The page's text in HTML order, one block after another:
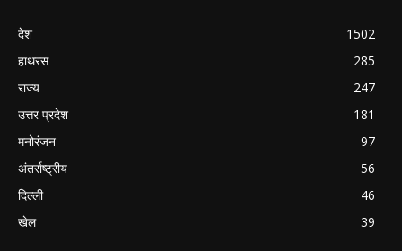
देश
1502
हाथरस
285
राज्य
247
उत्तर प्रदेश
181
मनोरंजन
97
अंतर्राष्ट्रीय
56
दिल्ली
46
खेल
39